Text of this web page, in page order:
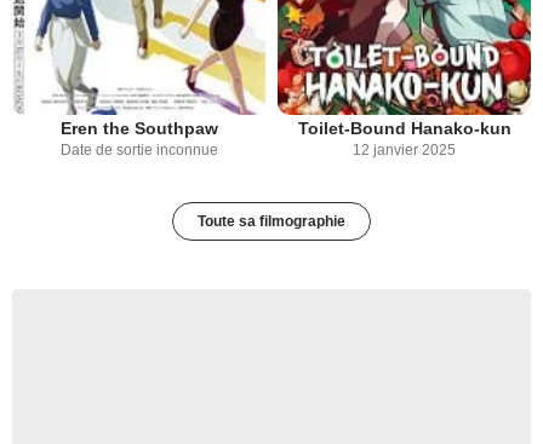
Eren the Southpaw
Date de sortie inconnue
Toilet-Bound Hanako-kun
12 janvier 2025
Toute sa filmographie